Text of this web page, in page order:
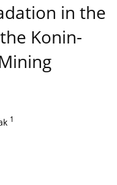
in the
Konin-
1